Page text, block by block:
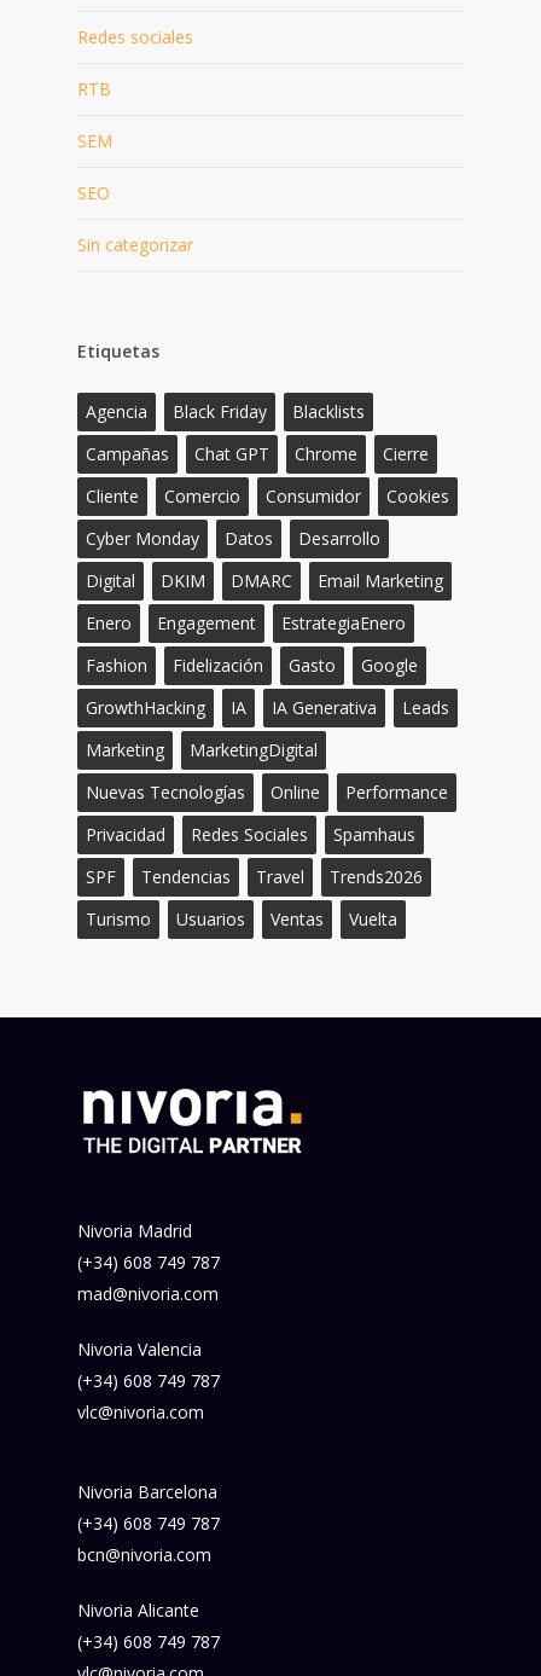
Redes sociales
RTB
SEM
SEO
Sin categorizar
Etiquetas
Agencia Black Friday
Blacklists
Campañas
Chat GPT Chrome
Cierre
Cliente
Comercio Consumidor
Cookies
Cyber Monday
Datos
Desarrollo
Digital
DKIM DMARC
Email Marketing
Enero
Engagement
EstrategiaEnero
Fashion
Fidelización Gasto
Google
GrowthHacking
IA IA Generativa
Leads
Marketing
MarketingDigital
Nuevas Tecnologías
Online
Performance
Privacidad
Redes Sociales
Spamhaus
SPF
Tendencias Travel
Trends2026
Turismo
Usuarios Ventas Vuelta
Nivoria Madrid
(+34) 608 749 787
mad@nivoria.com
Nivoria Valencia
(+34) 608 749 787
vlc@nivoria.com
Nivoria Barcelona
(+34) 608 749 787
bcn@nivoria.com
Nivoria Alicante
(+34) 608 749 787